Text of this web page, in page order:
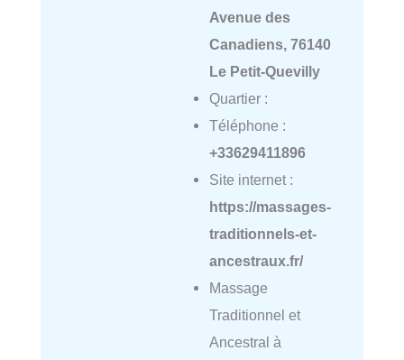
Avenue des
Canadiens, 76140
Le Petit-Quevilly
Quartier :
Téléphone :
+33629411896
Site internet :
https://massages-
traditionnels-et-
ancestraux.fr/
Massage
Traditionnel et
Ancestral à